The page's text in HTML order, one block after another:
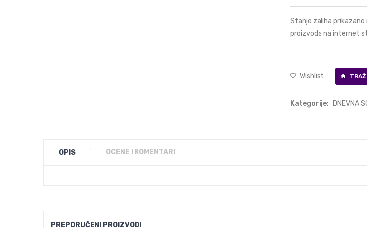
Stanje zaliha
proizvoda na internet
Wishlist
Kategorije: DNEVNA
OPIS OCENE I KOMENTARI
PREPORUČENI PROIZVODI